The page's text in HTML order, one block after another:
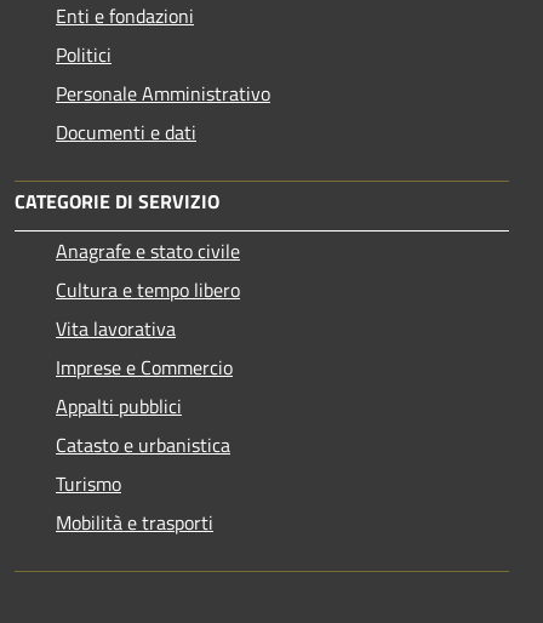
Enti e fondazioni
Politici
Personale Amministrativo
Documenti e dati
CATEGORIE DI SERVIZIO
Anagrafe e stato civile
Cultura e tempo libero
Vita lavorativa
Imprese e Commercio
Appalti pubblici
Catasto e urbanistica
Turismo
Mobilità e trasporti